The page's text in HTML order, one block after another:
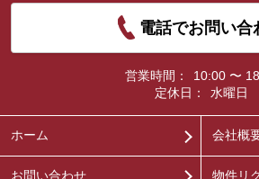
電話でお問い合
営業時間：
10:00 〜
定休日：
水曜日
ホーム 会社概
お問い合わせ 物件リ